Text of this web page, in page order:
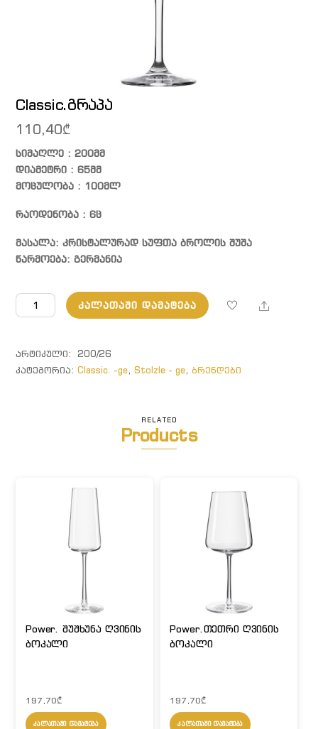
Classic.გრაპა
110,40₾
სიმაღლე : 200მმ
დიამეტრი : 65მმ
მოცულობა : 100მლ
რაოდენობა : 6ც
მასალა: კრისტალურად სუფთა ბროლის შუშა
წარმოება: გერმანია
რაოდენობა:
Classic.გრაპა
ᲙᲐᲚᲐᲗᲐᲨᲘ ᲓᲐᲛᲐᲢᲔᲑᲐ Share
ᲐᲠᲢᲘᲙᲣᲚᲘ: 200/26
ᲙᲐᲢᲔᲒᲝᲠᲘᲐ:Classic. -ge,Stolzle - ge,ბრენდები
RELATED
Products
Power. შუშხუნა ღვინის
ბოკალი
197,70₾
ᲙᲐᲚᲐᲗᲐᲨᲘ ᲓᲐᲛᲐᲢᲔᲑᲐ
Power.თეთრი ღვინის
ბოკალი
197,70₾
ᲙᲐᲚᲐᲗᲐᲨᲘ ᲓᲐᲛᲐᲢᲔᲑᲐ